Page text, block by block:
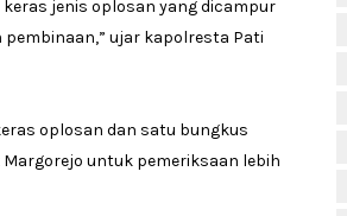
jenis oplosan yang dicampur
ujar kapolresta Pati
oplosan dan satu bungkus
untuk pemeriksaan lebih